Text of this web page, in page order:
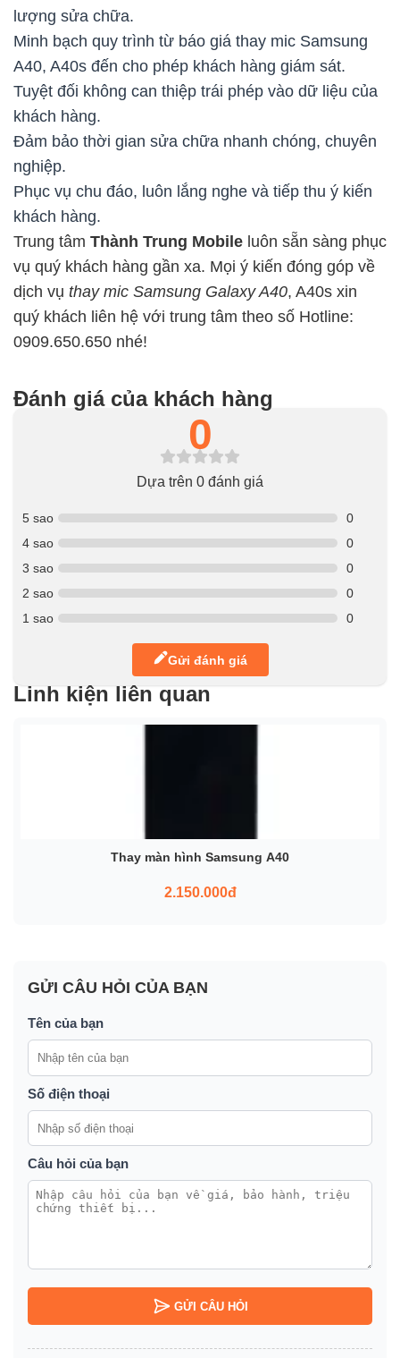
lượng sửa chữa.
Minh bạch quy trình từ báo giá thay mic Samsung
A40, A40s đến cho phép khách hàng giám sát.
Tuyệt đối không can thiệp trái phép vào dữ liệu của
khách hàng.
Đảm bảo thời gian sửa chữa nhanh chóng, chuyên
nghiệp.
Phục vụ chu đáo, luôn lắng nghe và tiếp thu ý kiến
khách hàng.
Trung tâm Thành Trung Mobile luôn sẵn sàng phục
vụ quý khách hàng gần xa. Mọi ý kiến đóng góp về
dịch vụ thay mic Samsung Galaxy A40, A40s xin
quý khách liên hệ với trung tâm theo số Hotline:
0909.650.650 nhé!
Đánh giá của khách hàng
0
Dựa trên 0 đánh giá
5 sao
0
4 sao
0
3 sao
0
2 sao
0
1 sao
0
Gửi đánh giá
Linh kiện liên quan
Thay màn hình Samsung A40
2.150.000đ
GỬI CÂU HỎI CỦA BẠN
Tên của bạn
Số điện thoại
Câu hỏi của bạn
GỬI CÂU HỎI